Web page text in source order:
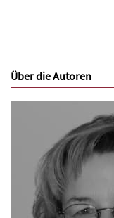
Über die Autoren